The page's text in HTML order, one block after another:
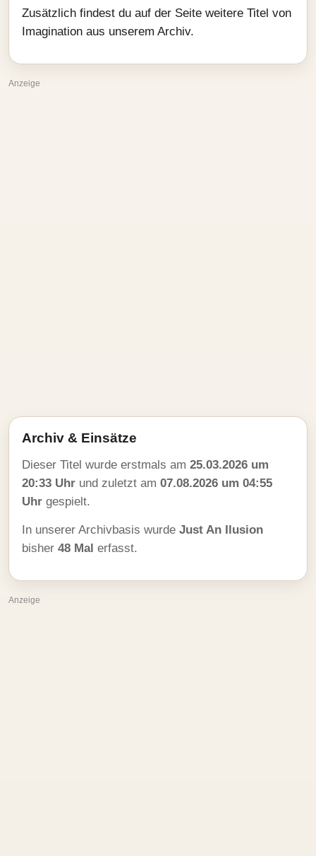
Zusätzlich findest du auf der Seite weitere Titel von
Imagination aus unserem Archiv.
Anzeige
Archiv & Einsätze
Dieser Titel wurde erstmals am 25.03.2026 um
20:33 Uhr und zuletzt am 07.08.2026 um 04:55
Uhr gespielt.
In unserer Archivbasis wurde Just An Ilusion
bisher 48 Mal erfasst.
Anzeige